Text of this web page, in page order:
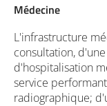
Médecine
L'infrastructure
consultation,
d'hospitalisation
service
radiographique;